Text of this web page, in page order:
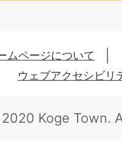
ムページについて
ウェブアクセシビリ
Koge Town.